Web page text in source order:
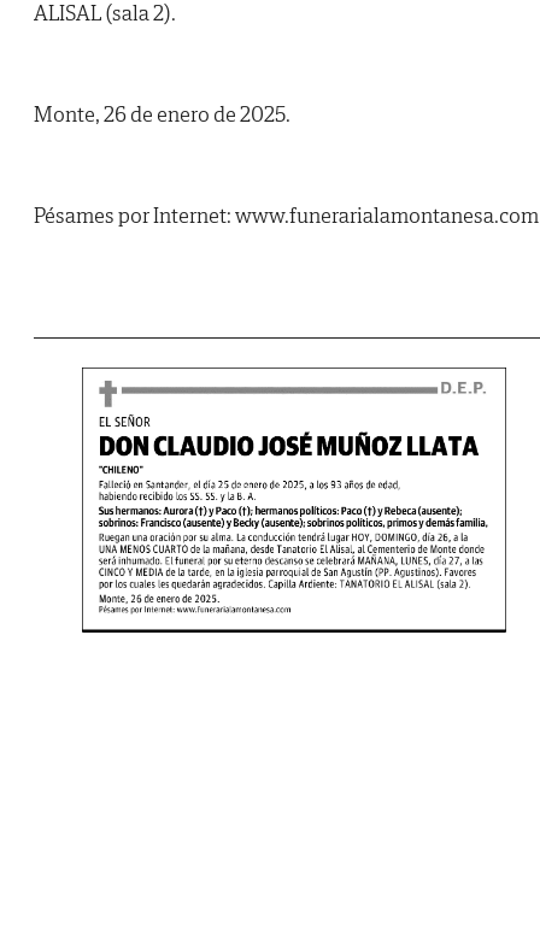
ALISAL (sala 2).
Monte, 26 de enero de 2025.
Pésames por Internet: www.funerarialamontanesa.com